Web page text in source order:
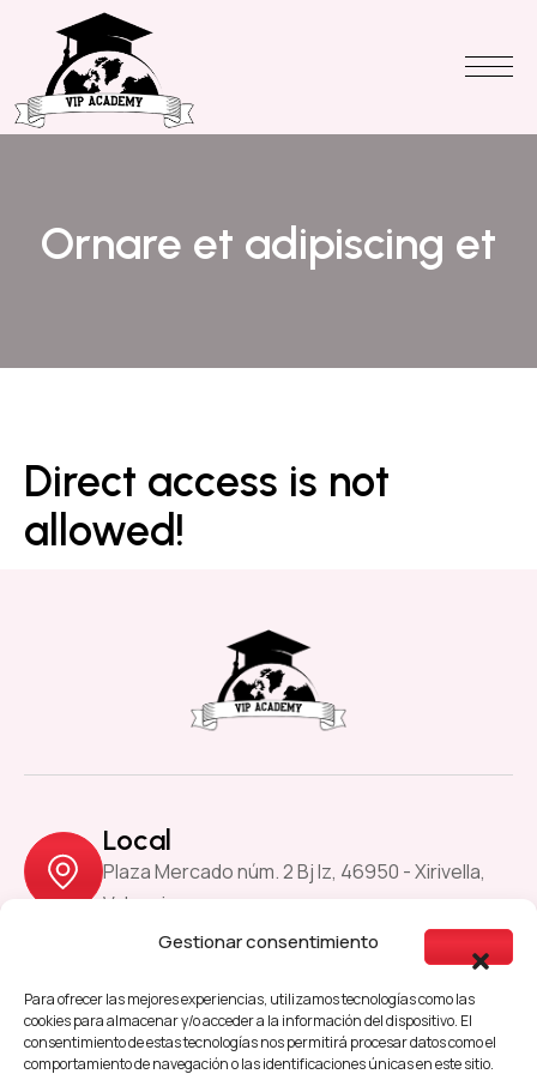
Gestionar consentimiento
Para ofrecer las mejores experiencias, utilizamos tecnologías como las
cookies para almacenar y/o acceder a la información del dispositivo. El
consentimiento de estas tecnologías nos permitirá procesar datos como el
comportamiento de navegación o las identificaciones únicas en este sitio.
Ornare et adipiscing et
Direct access is not
allowed!
Local
Plaza Mercado núm. 2 Bj Iz, 46950 - Xirivella,
Valencia